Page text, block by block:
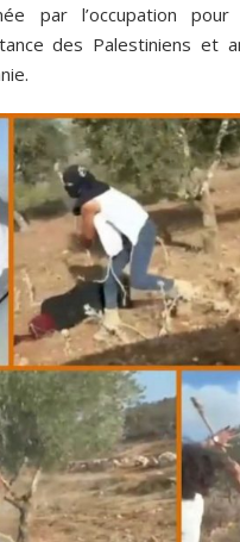
par l’occupation
des Palestiniens et